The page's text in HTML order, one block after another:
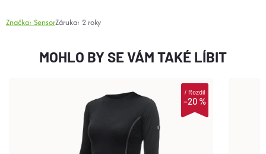
Značka: SensorZáruka: 2 roky
MOHLO BY SE VÁM TAKÉ LÍBIT
–20 %
iRozdíl